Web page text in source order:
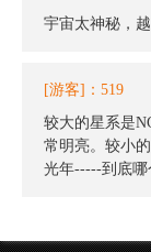
宇宙太神秘，
[游客]：519
较大的星系是
常明亮。较小
光年-----到底哪